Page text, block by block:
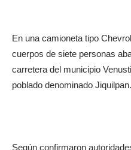
En una camioneta tipo
cuerpos de siete personas
carretera del municipio
poblado denominado Jiquilpan.
Según confirmaron